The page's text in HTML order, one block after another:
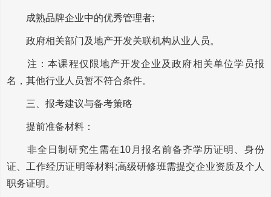
成熟品牌企业中的优秀管理者;
政府相关部门及地产开发关联机构从业人员。
注：本课程仅限地产开发企业及政府相关单位学员报
名，其他行业人员暂不符合条件。
三、报考建议与备考策略
提前准备材料：
非全日制研究生需在10月报名前备齐学历证明、身份
证、工作经历证明等材料;高级研修班需提交企业资质及个人
职务证明。